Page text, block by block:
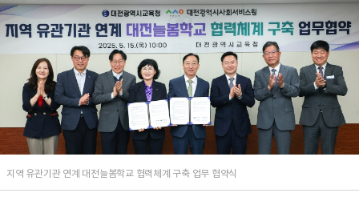
지역 유관기관 연계 대전늘봄학교 협력체계 구축 업무 협약식